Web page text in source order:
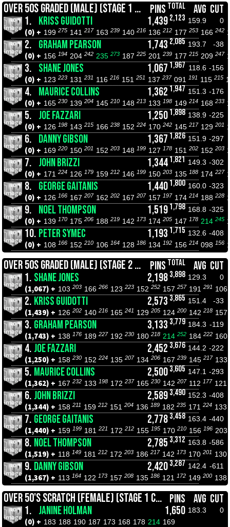
OVER 50S GRADED (MALE) (STAGE 1 CHAMPIONSHIPS) PINS TOTAL AVG CUT
1. KRISS GUIDOTTI 1,439 2,123 159.9 0
(0) + 199 275 141 217 163 239 140 216 136 212 177 253 166 242
2. GRAHAM PEARSON 1,743 2,085 193.7 -38
(0) + 156 194 204 242 235 273 187 225 201 239 177 215 209 247
3. SHANE JONES 1,067 1,967 118.6 -156
(0) + 123 223 131 231 116 216 151 251 137 237 091 191 115 215
4. MAURICE COLLINS 1,362 1,947 151.3 -176
(0) + 165 230 139 204 145 210 148 213 133 198 149 214 168 233
5. JOE FAZZARI 1,2501,898 138.9 -225
(0) + 126 198 143 215 166 238 152 224 170 242 145 217 129 201
6. DANNY GIBSON 1,367 1,826 151.9 -297
(0) + 169 220 150 201 152 203 148 199 127 178 151 202 152 203
7. JOHN BRIZZI 1,3441,821 149.3 -302
(0) + 171 224 126 179 159 212 146 199 150 203 135 188 174 227
8. GEORGE GAITANIS 1,4401,800 160.0 -323
(0) + 126 166 167 207 162 202 167 207 157 197 174 214 188 228
9. NOEL THOMPSON 1,5191,798 168.8 -325
(0) + 139 170 175 206 188 219 142 173 174 205 147 178 214 245
10. PETER SYMEC 1,193 1,715 132.6 -408
(0) + 108 166 152 210 106 164 128 186 134 192 156 214 098 156
OVER 50S GRADED (MALE) (STAGE 2 ROLL OFFS) PINS TOTAL AVG CUT
1. SHANE JONES 2,198 3,898 129.3 0
(1,067) + 103 203 166 266 123 223 152 252 157 257 191 291 106
2. KRISS GUIDOTTI 2,573 3,865 151.4 -33
(1,439) + 126 202 140 216 165 241 129 205 124 200 142 218 157
3. GRAHAM PEARSON 3,133 3,779 184.3 -119
(1,743) + 138 176 189 227 192 230 180 218 214 252 184 222 160
4. JOE FAZZARI 2,452 3,676 144.2 -222
(1,250) + 158 230 152 224 135 207 134 206 167 239 145 217 133
5. MAURICE COLLINS 2,5003,605 147.1 -293
(1,362) + 167 232 133 198 172 237 165 230 142 207 112 177 121
6. JOHN BRIZZI 2,5893,490 152.3 -408
(1,344) + 158 211 159 212 151 204 136 189 182 235 171 224 133
7. GEORGE GAITANIS 2,7783,458 163.4 -440
(1,440) + 159 199 181 221 172 212 155 195 170 210 156 196 203
8. NOEL THOMPSON 2,785 3,312 163.8 -586
(1,519) + 118 149 181 212 172 203 186 217 142 173 170 201 130
9. DANNY GIBSON 2,4203,287 142.4 -611
(1,367) + 113 164 122 173 157 208 135 186 121 172 149 200 138
OVER 50'S SCRATCH (FEMALE) (STAGE 1 CHAMPIONSHIPS) PINS AVG CUT
1. JANINE HOLMAN 1,650 183.3 0
(0) + 183 188 190 187 173 168 178 214 169